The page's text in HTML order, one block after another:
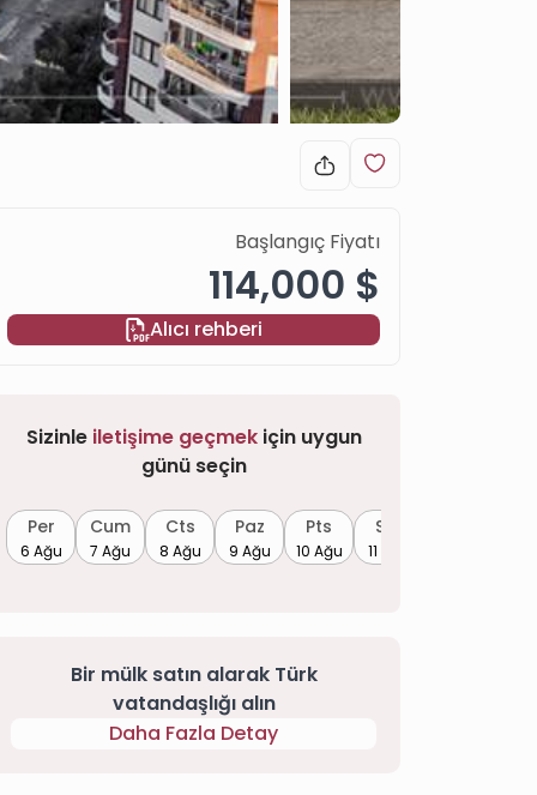
Başlangıç Fiyatı
114,000 $
Alıcı rehberi
Sizinle iletişime geçmekiçin uygun
günü seçin
Per
6 Ağu
Cum
7 Ağu
Cts
8 Ağu
Paz
9 Ağu
Pts
10 Ağu
Sal
11 Ağu
Bir mülk satın alarak Türk
vatandaşlığı alın
Daha Fazla Detay